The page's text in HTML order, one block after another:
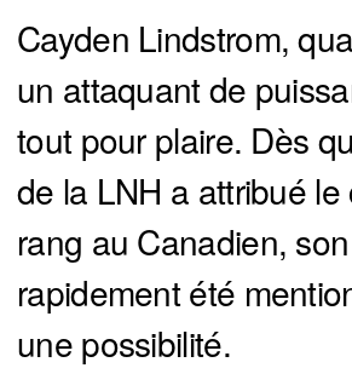
Cayden Lindstrom,
un attaquant de
tout pour plaire. Dès
de la LNH a attribué
rang au Canadien,
rapidement été
une possibilité.